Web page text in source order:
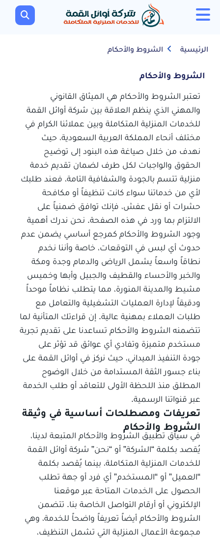
الرئيسية الشروط والأحكام
الشروط والأحكام
تعتبر الشروط والأحكام هي الميثاق القانوني
والمهني الذي ينظم العلاقة بين شركة أوائل القمة
للخدمات المنزلية المتكاملة وبين عملائنا الكرام في
مختلف أنحاء المملكة العربية السعودية، حيث
نهدف من خلال صياغة هذه البنود إلى توضيح
الحقوق والواجبات لكل طرف لضمان تقديم خدمة
منزلية تتسم بالجودة والشفافية التامة، فعند طلبك
لأي من خدماتنا سواء كانت تنظيفاً أو مكافحة
حشرات أو نقل عفش، فإنك توافق ضمنياً على
الالتزام بما ورد في هذه الصفحة. نحن ندرك أهمية
وجود الشروط والأحكام كمرجع أساسي يضمن عدم
حدوث أي لبس في التوقعات، خاصة وأننا نخدم
نطاقاً واسعاً يشمل الرياض والدمام وجدة ومكة
والخبر والأحساء والقطيف والجبيل وأبها وخميس
مشيط والمدينة المنورة، مما يتطلب نظاماً موحداً
ودقيقاً لإدارة العمليات التشغيلية والتعامل مع
طلبات العملاء بمهنية عالية. إن قراءتك المتأنية لما
تتضمنه الشروط والأحكام تساعدنا على تقديم تجربة
مستخدم متميزة وتفادي أي عوائق قد تؤثر على
جودة التنفيذ الميداني، حيث نركز في أوائل القمة على
بناء جسور الثقة المستدامة من خلال الوضوح
المطلق منذ اللحظة الأولى للتعاقد أو طلب الخدمة
عبر قنواتنا الرسمية.
تعريفات ومصطلحات أساسية في وثيقة
الشروط والأحكام
في سياق تطبيق الشروط والأحكام المتبعة لدينا،
يُقصد بكلمة “الشركة” أو “نحن” شركة أوائل القمة
للخدمات المنزلية المتكاملة، بينما يُقصد بكلمة
“العميل” أو “المستخدم” أي فرد أو جهة تطلب
الحصول على الخدمات المتاحة عبر موقعنا
الإلكتروني أو أرقام التواصل الخاصة بنا. تتضمن
الشروط والأحكام أيضاً تعريفاً واضحاً للخدمة، وهي
مجموعة الأعمال المنزلية التي تشمل التنظيف،